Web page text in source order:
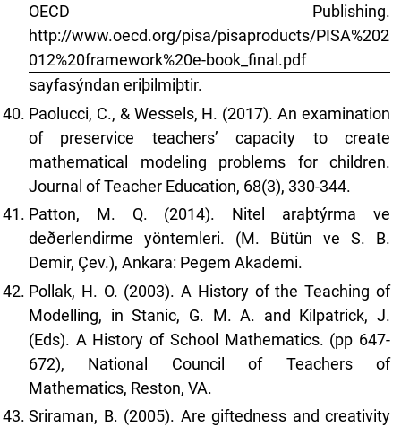
OECD Publishing.
http://www.oecd.org/pisa/pisaproducts/PISA%202
012%20framework%20e-book_final.pdf
sayfasýndan eriþilmiþtir.
Paolucci, C., & Wessels, H. (2017). An examination
of preservice teachers’ capacity to create
mathematical modeling problems for children.
Journal of Teacher Education, 68(3), 330-344.
Patton, M. Q. (2014). Nitel araþtýrma ve
deðerlendirme yöntemleri. (M. Bütün ve S. B.
Demir, Çev.), Ankara: Pegem Akademi.
Pollak, H. O. (2003). A History of the Teaching of
Modelling, in Stanic, G. M. A. and Kilpatrick, J.
(Eds). A History of School Mathematics. (pp 647-
672), National Council of Teachers of
Mathematics, Reston, VA.
Sriraman, B. (2005). Are giftedness and creativity